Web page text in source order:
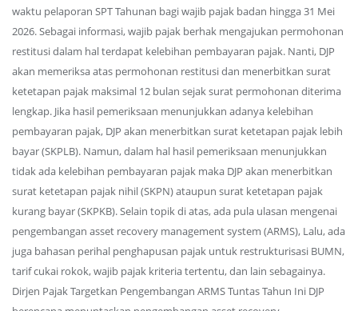
waktu pelaporan SPT Tahunan bagi wajib pajak badan hingga 31 Mei
2026. Sebagai informasi, wajib pajak berhak mengajukan permohonan
restitusi dalam hal terdapat kelebihan pembayaran pajak. Nanti, DJP
akan memeriksa atas permohonan restitusi dan menerbitkan surat
ketetapan pajak maksimal 12 bulan sejak surat permohonan diterima
lengkap. Jika hasil pemeriksaan menunjukkan adanya kelebihan
pembayaran pajak, DJP akan menerbitkan surat ketetapan pajak lebih
bayar (SKPLB). Namun, dalam hal hasil pemeriksaan menunjukkan
tidak ada kelebihan pembayaran pajak maka DJP akan menerbitkan
surat ketetapan pajak nihil (SKPN) ataupun surat ketetapan pajak
kurang bayar (SKPKB). Selain topik di atas, ada pula ulasan mengenai
pengembangan asset recovery management system (ARMS), Lalu, ada
juga bahasan perihal penghapusan pajak untuk restrukturisasi BUMN,
tarif cukai rokok, wajib pajak kriteria tertentu, dan lain sebagainya.
Dirjen Pajak Targetkan Pengembangan ARMS Tuntas Tahun Ini DJP